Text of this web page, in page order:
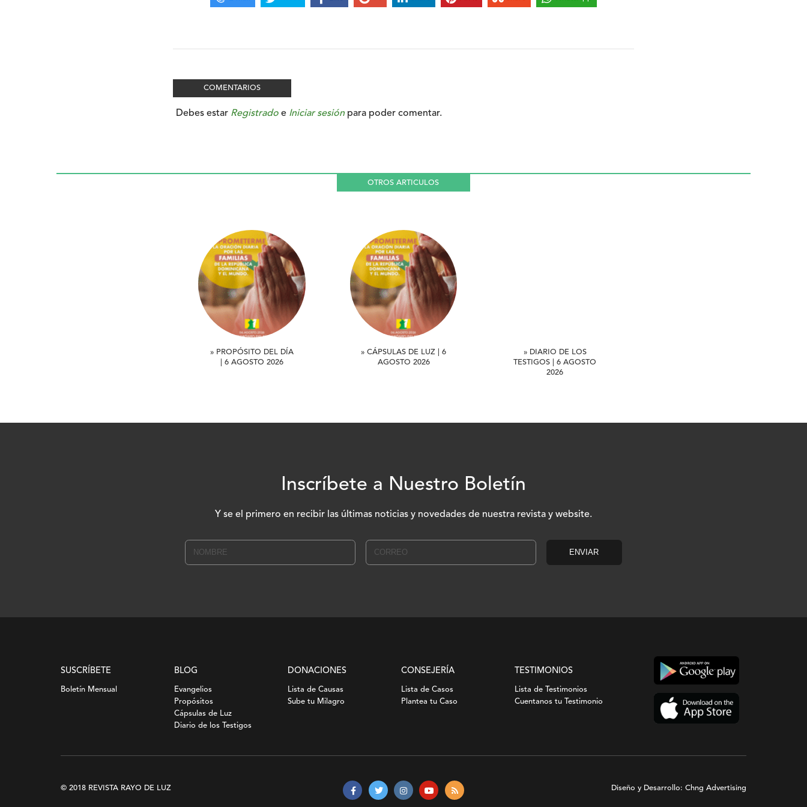
COMENTARIOS
Debes estar Registrado e Iniciar sesión para poder comentar.
OTROS ARTICULOS
» PROPÓSITO DEL DÍA
| 6 AGOSTO 2026
» CÁPSULAS DE LUZ | 6
AGOSTO 2026
» DIARIO DE LOS
TESTIGOS | 6 AGOSTO
2026
Inscríbete a Nuestro Boletín
Y se el primero en recibir las últimas noticias y novedades de nuestra revista y website.
SUSCRÍBETE
Boletín Mensual
BLOG
Evangelios
Propósitos
Cápsulas de Luz
Diario de los Testigos
DONACIONES
Lista de Causas
Sube tu Milagro
CONSEJERÍA
Lista de Casos
Plantea tu Caso
TESTIMONIOS
Lista de Testimonios
Cuentanos tu Testimonio
© 2018 REVISTA RAYO DE LUZ Diseño y Desarrollo: Chng Advertising